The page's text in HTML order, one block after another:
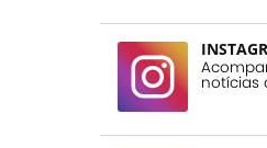
notícias